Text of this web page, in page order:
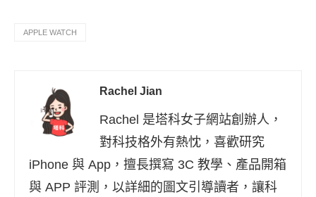
APPLE WATCH
Rachel Jian
Rachel 是塔科女子網站創辦人，
對科技格外有熱忱，喜歡研究
iPhone 與 App，擅長撰寫 3C 教學、產品開箱
與 APP 評測，以詳細的圖文引導讀者，讓科